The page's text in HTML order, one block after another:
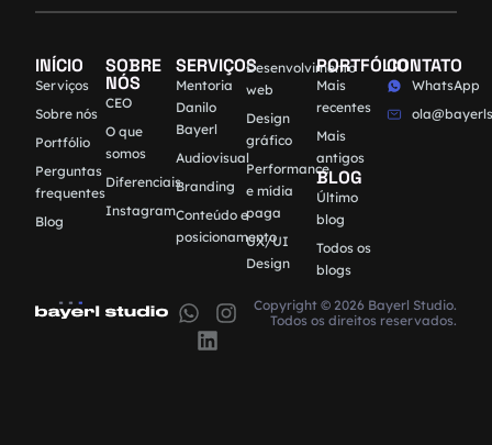
INÍCIO
Serviços
Sobre nós
Portfólio
Perguntas
frequentes
Blog
SOBRE
NÓS
CEO
O que
somos
Diferenciais
Instagram
SERVIÇOS
Mentoria
Danilo
Bayerl
Audiovisual
Branding
Conteúdo e
posicionamento
Desenvolvimento
web
Design
gráfico
Performance
e mídia
paga
UX/UI
Design
PORTFÓLIO
Mais
recentes
Mais
antigos
BLOG
Último
blog
Todos os
blogs
CONTATO
WhatsApp
Copyright © 2026 Bayerl Studio.
Todos os direitos reservados.